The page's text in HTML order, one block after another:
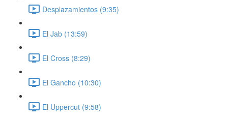
Desplazamientos (9:35)
El Jab (13:59)
El Cross (8:29)
El Gancho (10:30)
El Uppercut (9:58)